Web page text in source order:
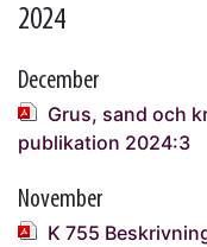
2024
December
Grus, sand och
publikation 2024:3
November
K 755